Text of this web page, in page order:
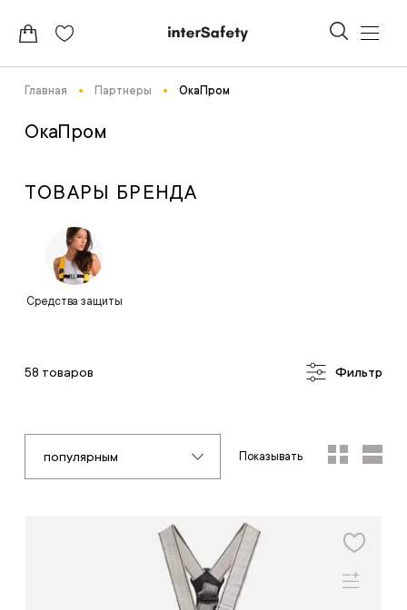
Главная Партнеры ОкаПром
ОкаПром
ТОВАРЫ БРЕНДА
Средства защиты
58 товаров Фильтр
популярным Показывать